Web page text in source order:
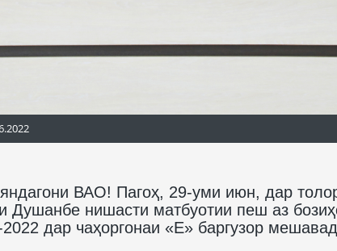
ВАО! Пагоҳ, 29-уми июн, дар
Душанбе нишасти матбуотии пеш аз
дар чаҳоргонаи «Е» баргузор